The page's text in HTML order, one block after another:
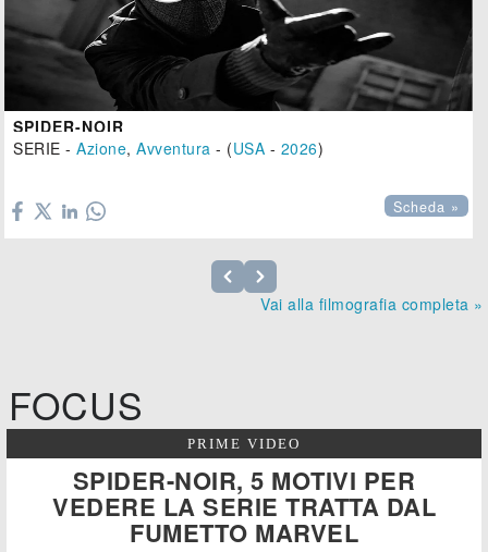
SPIDER-NOIR
SERIE -Azione,Avventura - (USA - 2026)
Scheda »
Vai alla filmografia completa »
FOCUS
PRIME VIDEO
SPIDER-NOIR, 5 MOTIVI PER
VEDERE LA SERIE TRATTA DAL
FUMETTO MARVEL